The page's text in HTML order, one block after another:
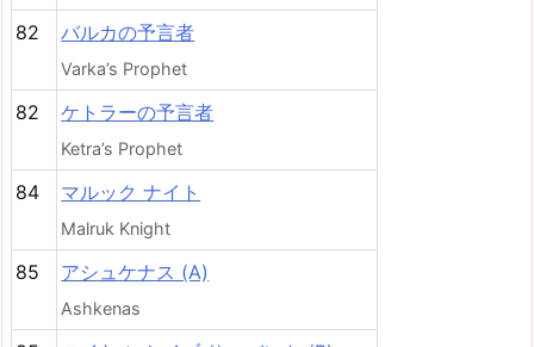
82 バルカの予言者
Varka’s Prophet
82 ケトラーの予言者
Ketra’s Prophet
84 マルック ナイト
Malruk Knight
85 アシュケナス (A)
Ashkenas